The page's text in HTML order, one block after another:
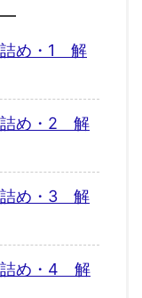
め・1 解
詰め・2 解
詰め・3 解
詰め・4 解